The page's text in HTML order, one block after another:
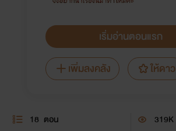
เริ่มอ่านตอนแรก
เพิ่มลงคลัง
ให้ดาว
18 ตอน 319K